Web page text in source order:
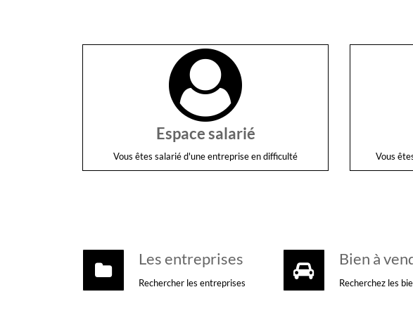
Espace salarié
Vous êtes salarié d'une entreprise en difficulté Vous
Les entreprises
Rechercher les entreprises
Bien à
Recherchez les